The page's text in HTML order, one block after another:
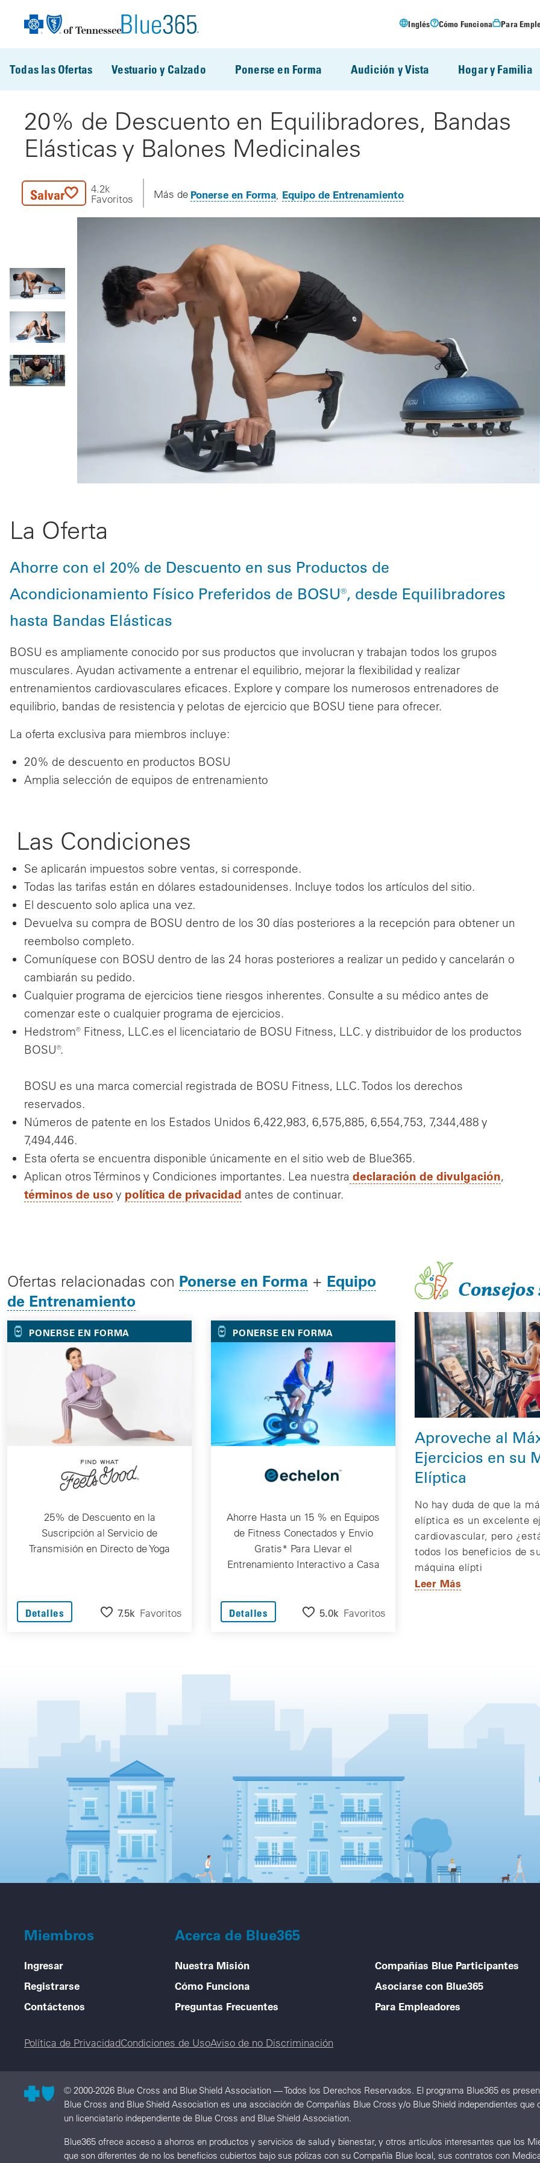
Inglés Cómo Funciona Para
Todas las Ofertas Vestuario y Calzado Ponerse en Forma Audición y Vista Hogar y Familia
20% de Descuento en Equilibradores, Bandas
Elásticas y Balones Medicinales
Salvar
4.2k
Favoritos
Más de Ponerse en Forma Equipo de Entrenamiento
La Oferta
Ahorre con el 20% de Descuento en sus Productos de
Acondicionamiento Físico Preferidos de BOSU®, desde Equilibradores
hasta Bandas Elásticas
BOSU es ampliamente conocido por sus productos que involucran y trabajan todos los grupos
musculares. Ayudan activamente a entrenar el equilibrio, mejorar la flexibilidad y realizar
entrenamientos cardiovasculares eficaces. Explore y compare los numerosos entrenadores de
equilibrio, bandas de resistencia y pelotas de ejercicio que BOSU tiene para ofrecer.
La oferta exclusiva para miembros incluye:
20% de descuento en productos BOSU
Amplia selección de equipos de entrenamiento
Las Condiciones
Se aplicarán impuestos sobre ventas, si corresponde.
Todas las tarifas están en dólares estadounidenses. Incluye todos los artículos del sitio.
El descuento solo aplica una vez.
Devuelva su compra de BOSU dentro de los 30 días posteriores a la recepción para obtener un
reembolso completo.
Comuníquese con BOSU dentro de las 24 horas posteriores a realizar un pedido y cancelarán o
cambiarán su pedido.
Cualquier programa de ejercicios tiene riesgos inherentes. Consulte a su médico antes de
comenzar este o cualquier programa de ejercicios.
Hedstrom® Fitness, LLC.es el licenciatario de BOSU Fitness, LLC. y distribuidor de los productos
BOSU®.
BOSU es una marca comercial registrada de BOSU Fitness, LLC. Todos los derechos
reservados.
Números de patente en los Estados Unidos 6,422,983, 6,575,885, 6,554,753, 7,344,488 y
7,494,446.
Esta oferta se encuentra disponible únicamente en el sitio web de Blue365.
Aplican otros Términos y Condiciones importantes. Lea nuestra declaración de divulgación,
términos de uso y política de privacidad antes de continuar.
Ofertas relacionadas con Ponerse en Forma + Equipo
de Entrenamiento
PONERSE EN FORMA
25% de Descuento en la
Suscripción al Servicio de
Transmisión en Directo de Yoga
Detalles 7.5k Favoritos
PONERSE EN FORMA
Ahorre Hasta un 15 % en Equipos
de Fitness Conectados y Envio
Gratis* Para Llevar el
Entrenamiento Interactivo a Casa
Detalles 5.0k Favoritos
Aproveche al
Ejercicios en su
Elíptica
No hay duda de que la
elíptica es un excelente
cardiovascular, pero
todos los beneficios de
máquina elípti
Leer Más
Miembros
Ingresar
Registrarse
Contáctenos
Acerca de Blue365
Nuestra Misión
Cómo Funciona
Preguntas Frecuentes
Compañías Blue Participantes
Asociarse con Blue365
Para Empleadores
Legal menu
Política de PrivacidadCondiciones de UsoAviso de no Discriminación
© 2000-2026 Blue Cross and Blue Shield Association — Todos los Derechos Reservados. El programa Blue365 es
Blue Cross and Blue Shield Association es una asociación de Compañías Blue Cross y/o Blue Shield independientes
un licenciatario independiente de Blue Cross and Blue Shield Association.
Blue365 ofrece acceso a ahorros en productos y servicios de salud y bienestar, y otros artículos interesantes que los
que son diferentes de no los beneficios cubiertos bajo sus pólizas con su Compañía Blue local, sus contratos con